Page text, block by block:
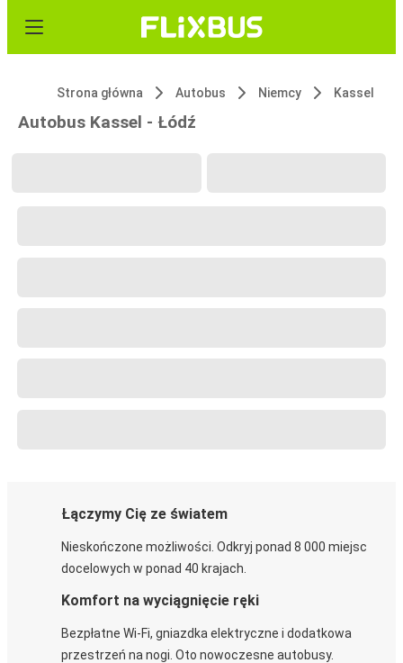
Strona główna Autobus Niemcy Kassel
Autobus Kassel - Łódź
Łączymy Cię ze światem
Nieskończone możliwości. Odkryj ponad 8 000 miejsc
docelowych w ponad 40 krajach.
Komfort na wyciągnięcie ręki
Bezpłatne Wi-Fi, gniazdka elektryczne i dodatkowa
przestrzeń na nogi. Oto nowoczesne autobusy.